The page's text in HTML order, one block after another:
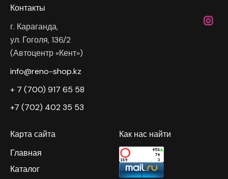
Контакты
г. Караганда,
ул. Гоголя, 136/2
(Автоцентр «Кент»)
info@reno-shop.kz
+ 7 (700) 917 65 58
+7 (702) 402 35 53
Карта сайта
Главная
Каталог
Как нас найти